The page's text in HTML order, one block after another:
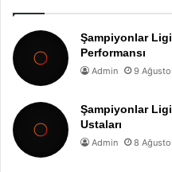
Şampiyonlar
Performansı
Admin 9
Şampiyonlar
Ustaları
Admin 8